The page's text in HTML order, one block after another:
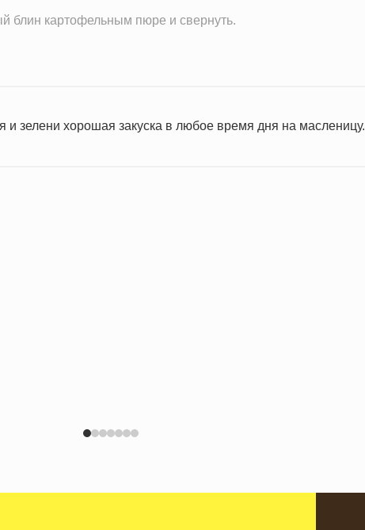
блин картофельным пюре и свернуть.
зелени хорошая закуска в любое время дня на масленицу.